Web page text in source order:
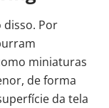
Por
miniaturas
de forma
da tela